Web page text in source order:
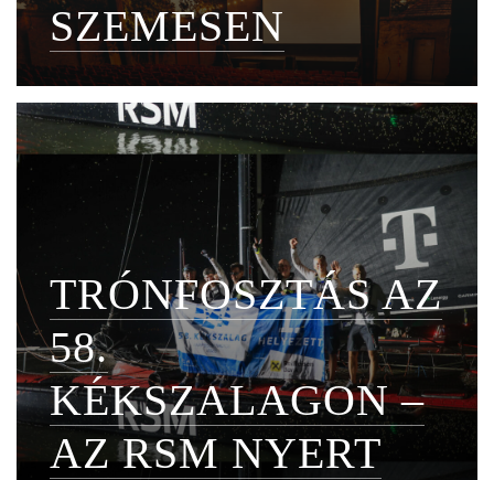
SZEMESEN
TRÓNFOSZTÁS AZ
58.
KÉKSZALAGON –
AZ RSM NYERT